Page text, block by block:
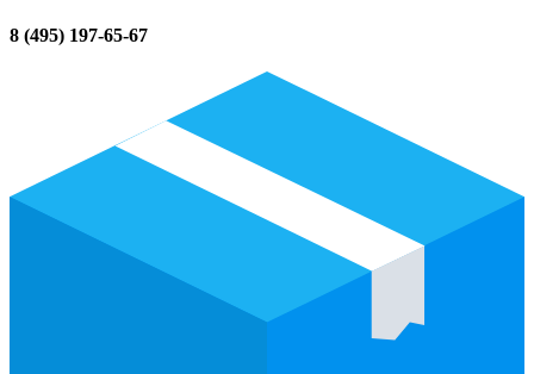
8 (495) 197-65-67